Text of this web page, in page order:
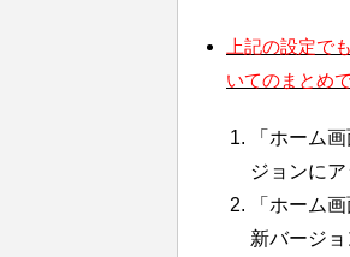
上記の設定で
いてのまとめ
「ホーム
ジョンに
「ホーム
新バージ